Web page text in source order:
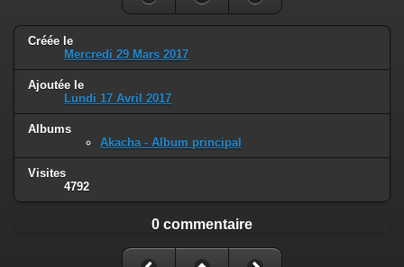
Créée le
Mercredi 29 Mars 2017
Ajoutée le
Lundi 17 Avril 2017
Albums
Akacha - Album principal
Visites
4792
0 commentaire